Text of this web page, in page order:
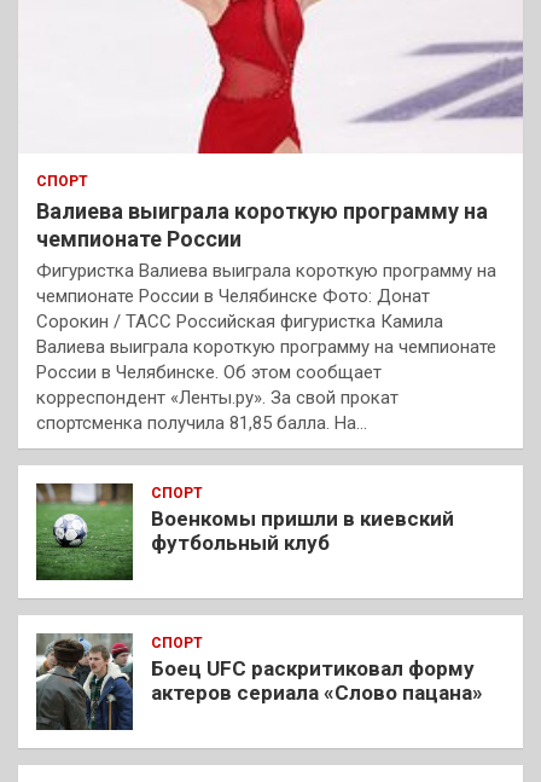
СПОРТ
Валиева выиграла короткую программу на
чемпионате России
Фигуристка Валиева выиграла короткую программу на
чемпионате России в Челябинске Фото: Донат
Сорокин / ТАСС Российская фигуристка Камила
Валиева выиграла короткую программу на чемпионате
России в Челябинске. Об этом сообщает
корреспондент «Ленты.ру». За свой прокат
спортсменка получила 81,85 балла. На…
СПОРТ
Военкомы пришли в киевский
футбольный клуб
СПОРТ
Боец UFC раскритиковал форму
актеров сериала «Слово пацана»